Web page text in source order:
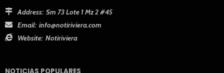
Address: Sm 73 Lote 1 Mz 2 #45
Email: info@notiriviera.com
Website: Notiriviera